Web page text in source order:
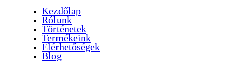
Kezdőlap
Rólunk
Történetek
Termékeink
Elérhetőségek
Blog